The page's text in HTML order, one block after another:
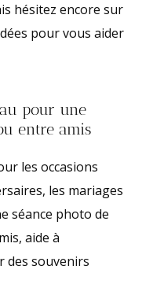
hésitez encore sur
pour vous aider
pour une
entre amis
les occasions
les mariages
séance photo de
aide à
des souvenirs